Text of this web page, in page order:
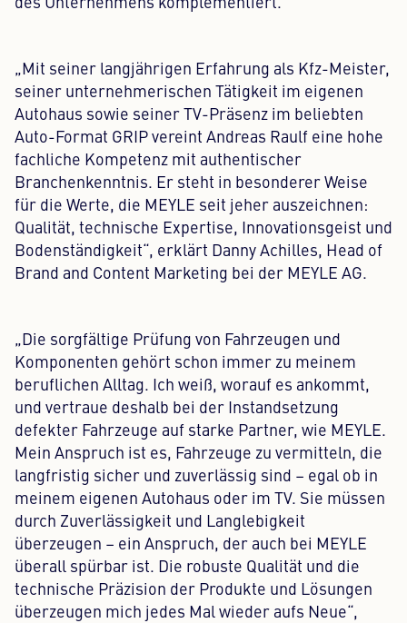
des Unternehmens komplementiert.
„Mit seiner langjährigen Erfahrung als Kfz-Meister,
seiner unternehmerischen Tätigkeit im eigenen
Autohaus sowie seiner TV-Präsenz im beliebten
Auto-Format GRIP vereint Andreas Raulf eine hohe
fachliche Kompetenz mit authentischer
Branchenkenntnis. Er steht in besonderer Weise
für die Werte, die MEYLE seit jeher auszeichnen:
Qualität, technische Expertise, Innovationsgeist und
Bodenständigkeit“, erklärt Danny Achilles, Head of
Brand and Content Marketing bei der MEYLE AG.
„Die sorgfältige Prüfung von Fahrzeugen und
Komponenten gehört schon immer zu meinem
beruflichen Alltag. Ich weiß, worauf es ankommt,
und vertraue deshalb bei der Instandsetzung
defekter Fahrzeuge auf starke Partner, wie MEYLE.
Mein Anspruch ist es, Fahrzeuge zu vermitteln, die
langfristig sicher und zuverlässig sind – egal ob in
meinem eigenen Autohaus oder im TV. Sie müssen
durch Zuverlässigkeit und Langlebigkeit
überzeugen – ein Anspruch, der auch bei MEYLE
überall spürbar ist. Die robuste Qualität und die
technische Präzision der Produkte und Lösungen
überzeugen mich jedes Mal wieder aufs Neue“,